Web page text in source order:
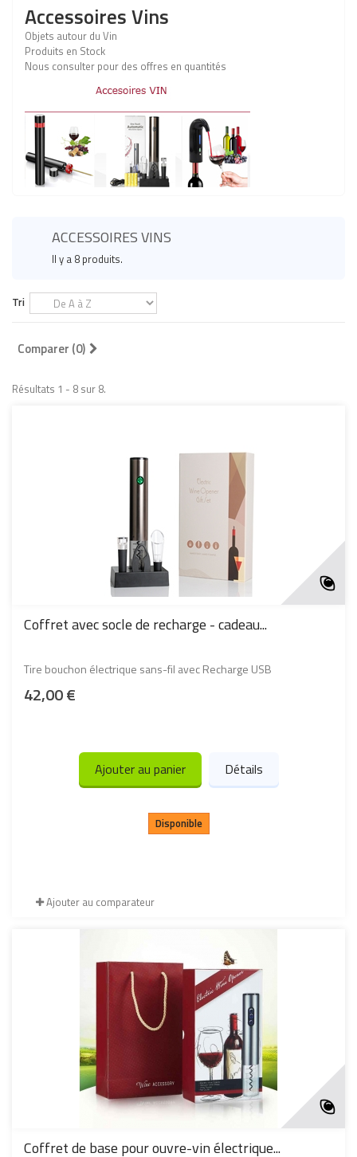
Accessoires Vins
Objets autour du Vin
Produits en Stock
Nous consulter pour des offres en quantités
ACCESSOIRES VINS
Il y a 8 produits.
Tri
Comparer (0)
Résultats 1 - 8 sur 8.
Coffret avec socle de recharge - cadeau...
Tire bouchon électrique sans-fil avec Recharge USB
42,00 €
Ajouter au panier Détails
Disponible
Ajouter au comparateur
Coffret de base pour ouvre-vin électrique...